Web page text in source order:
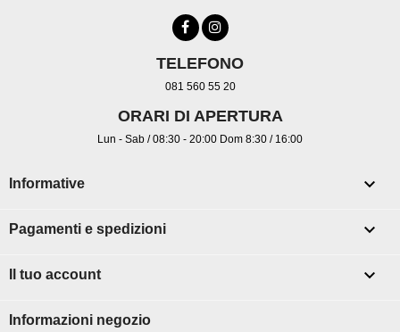
TELEFONO
081 560 55 20
ORARI DI APERTURA
Lun - Sab / 08:30 - 20:00 Dom 8:30 / 16:00
Informative 
Pagamenti e spedizioni 
Il tuo account 
Informazioni negozio